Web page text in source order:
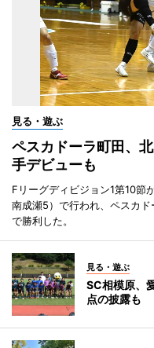
見る・遊ぶ
ペスカドーラ町田、
手デビューも
Fリーグディビジョン1第10節
南成瀬5）で行われ、ペスカ
で勝利した。
見る・遊ぶ
SC相模原、
点の披露も